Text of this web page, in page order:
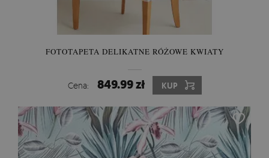
FOTOTAPETA DELIKATNE RÓŻOWE KWIATY
Cena: 849.99 zł KUP